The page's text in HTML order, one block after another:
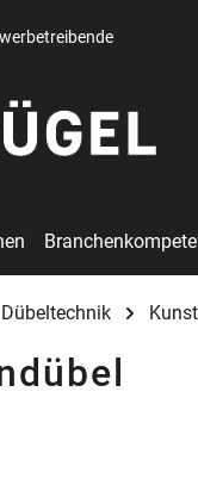
Dübeltechnik